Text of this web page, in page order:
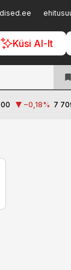
Küsi AI-lt
−0,18% 7